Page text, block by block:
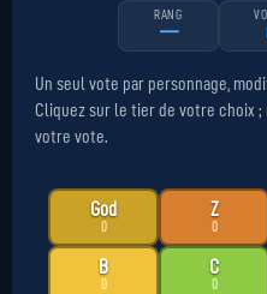
RANG
—
Un seul vote par personnage,
Cliquez sur le tier de votre choix
votre vote.
God
0
Z
0
B
0
C
0